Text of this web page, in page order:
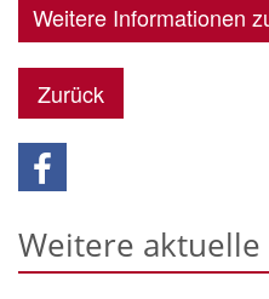
Weitere Informationen
Zurück
Weitere